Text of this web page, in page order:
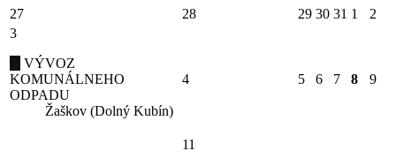
27
28 29 30 31 1
2
3
VÝVOZ
KOMUNÁLNEHO
ODPADU
Žaškov (Dolný Kubín)
4 5 6 7 8 9
11